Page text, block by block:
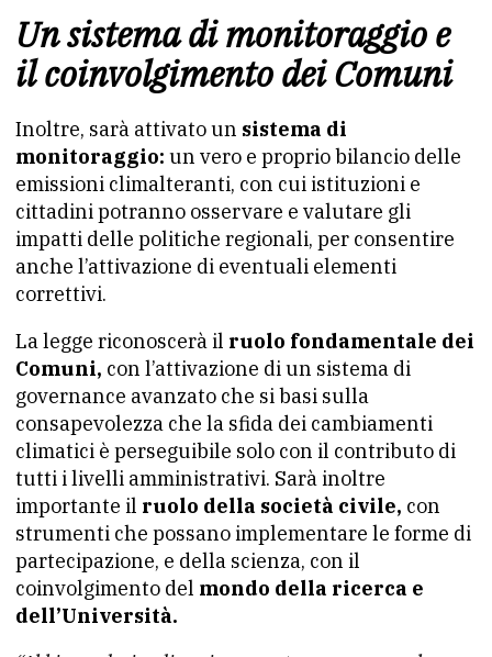
Un sistema di monitoraggio e
il coinvolgimento dei Comuni
Inoltre, sarà attivato un sistema di
monitoraggio: un vero e proprio bilancio delle
emissioni climalteranti, con cui istituzioni e
cittadini potranno osservare e valutare gli
impatti delle politiche regionali, per consentire
anche l’attivazione di eventuali elementi
correttivi.
La legge riconoscerà il ruolo fondamentale dei
Comuni, con l’attivazione di un sistema di
governance avanzato che si basi sulla
consapevolezza che la sfida dei cambiamenti
climatici è perseguibile solo con il contributo di
tutti i livelli amministrativi. Sarà inoltre
importante il ruolo della società civile, con
strumenti che possano implementare le forme di
partecipazione, e della scienza, con il
coinvolgimento del mondo della ricerca e
dell’Università.